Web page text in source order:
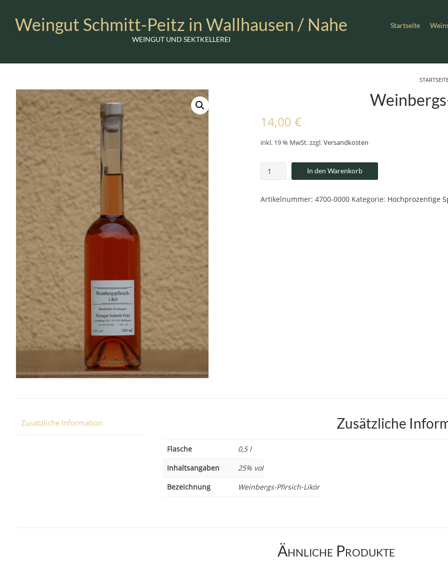
Weingut Schmitt-Peitz in Wallhausen / Nahe
WEINGUT UND SEKTKELLEREI
Startseite
14,00 €
inkl. 19 % MwSt.zzgl.Versandkosten
Weinbergs-
Pfirsich-
Menge
In den Warenkorb
Artikelnummer: 4700-0000 Kategorie: Hochprozentige
Zusätzliche Information Zusätzliche
Flasche
0,5 l
Inhaltsangaben
25% vol
Bezeichnung
Weinbergs-Pfirsich-Likör
Ähnliche Produkte